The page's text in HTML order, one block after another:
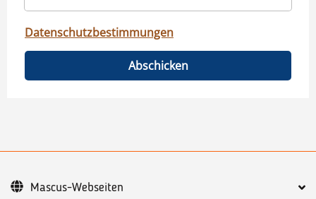
Datenschutzbestimmungen
Abschicken
Mascus-Webseiten